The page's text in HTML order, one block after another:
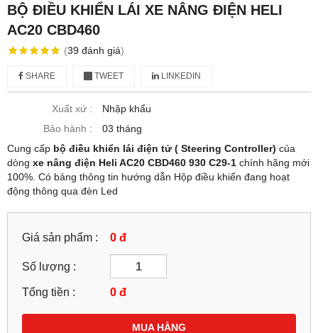
BỘ ĐIỀU KHIỂN LÁI XE NÂNG ĐIỆN HELI
AC20 CBD460
(39 đánh giá)
SHARE TWEET LINKEDIN
Xuất xứ :
Nhập khẩu
Bảo hành :
03 tháng
Cung cấp bộ điều khiển lái điện tử ( Steering Controller) của
dòng xe nâng điện Heli AC20 CBD460 930 C29-1 chính hãng mới
100%. Có bảng thông tin hướng dẫn Hộp điều khiển đang hoạt
động thông qua đèn Led
Giá sản phẩm : 0 đ
Số lượng :
Tổng tiền : 0 đ
MUA HÀNG